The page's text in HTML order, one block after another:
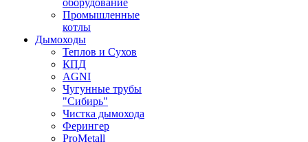
оборудование
Промышленные
котлы
Дымоходы
Теплов и Сухов
КПД
AGNI
Чугунные трубы
"Сибирь"
Чистка дымохода
Ферингер
ProMetall